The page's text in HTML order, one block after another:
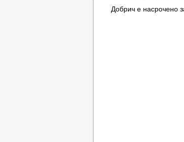
Добрич е насрочено